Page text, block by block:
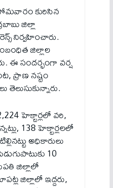
కురిసిన
జిల్లా
నిర్వహించారు.
జిల్లాల
ఈ సంద‌ర్భంగా వర్ష
ప్రాణ నష్టం
హెక్టార్లలో వరి,
138 హెక్టార్లలలో
అధికారులు
10
జిల్లాలో
జిల్లాలో ఇద్దరు,